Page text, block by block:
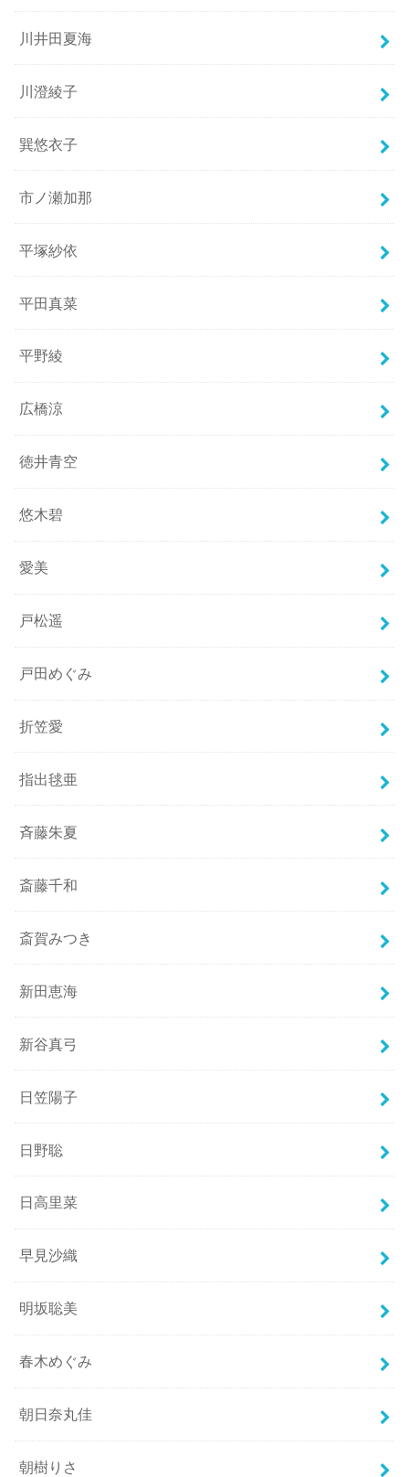
川井田夏海
川澄綾子
巽悠衣子
市ノ瀬加那
平塚紗依
平田真菜
平野綾
広橋涼
徳井青空
悠木碧
愛美
戸松遥
戸田めぐみ
折笠愛
指出毬亜
斉藤朱夏
斎藤千和
斎賀みつき
新田恵海
新谷真弓
日笠陽子
日野聡
日高里菜
早見沙織
明坂聡美
春木めぐみ
朝日奈丸佳
朝樹りさ